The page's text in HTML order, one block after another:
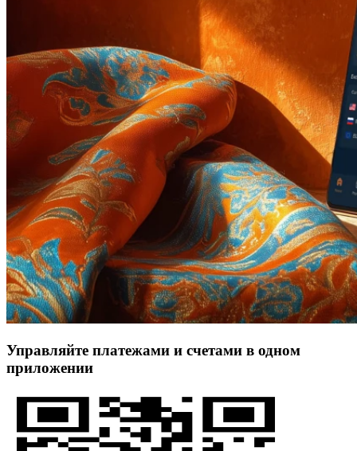
Управляйте платежами и счетами в одном
приложении